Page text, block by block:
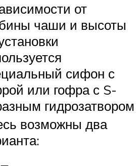
от
чаши и высоты
сифон с
или гофра с S-
гидрозатвором
возможны два